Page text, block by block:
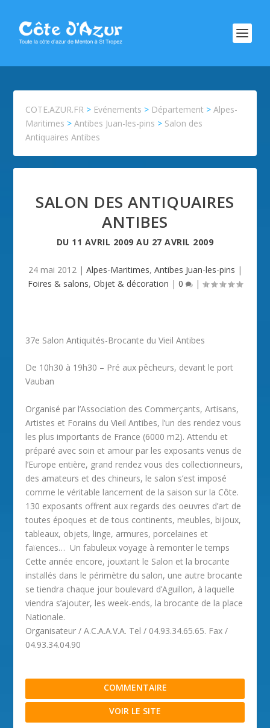
COTE.AZUR.FR > Evénements > Département >Alpes-
Maritimes >Antibes Juan-les-pins > Salon des
Antiquaires Antibes
SALON DES ANTIQUAIRES
ANTIBES
DU 11 AVRIL 2009 AU 27 AVRIL 2009
24 mai 2012| Alpes-Maritimes, Antibes Juan-les-pins |
Foires & salons, Objet & décoration | 0 |
37e Salon Antiquités-Brocante du Vieil Antibes
De 10h30 à 19h30 – Pré aux pêcheurs, devant le port
Vauban
Organisé par l’Association des Commerçants, Artisans,
Artistes et Forains du Vieil Antibes, l’un des rendez vous
les plus importants de France (6000 m2). Attendu et
préparé avec soin et amour par les exposants venus de
l’Europe entière, grand rendez vous des collectionneurs,
des amateurs et des chineurs, le salon s’est imposé
comme le véritable lancement de la saison sur la Côte.
130 exposants offrent aux regards des oeuvres d’art de
toutes époques et de tous continents, meubles, bijoux,
tableaux, objets, linge, armures, porcelaines et
faïences… Un fabuleux voyage à remonter le temps
Cette année encore, jouxtant le Salon et la brocante
installés dans le périmètre du salon, une autre brocante
se tiendra chaque jour boulevard d’Aguillon, à laquelle
viendra s’ajouter, les week-ends, la brocante de la place
Nationale.
Organisateur / A.C.A.A.V.A. Tel / 04.93.34.65.65. Fax /
04.93.34.04.90
COMMENTAIRE
VOIR LE SITE